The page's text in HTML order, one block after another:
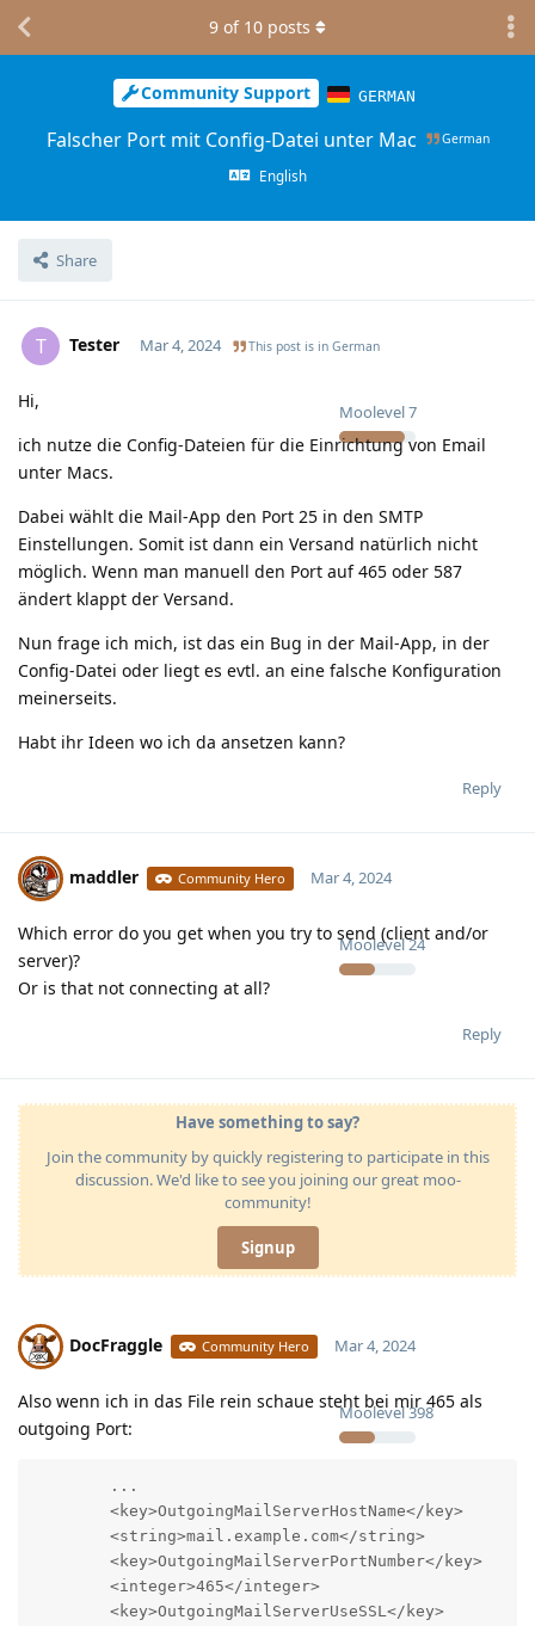
Community Support GERMAN
Falscher Port mit Config-Datei unter Mac German
English
Share
9 of 10 posts
T Tester
Moolevel7
Mar 4, 2024 This post is in German
Hi,
ich nutze die Config-Dateien für die Einrichtung von Email
unter Macs.
Dabei wählt die Mail-App den Port 25 in den SMTP
Einstellungen. Somit ist dann ein Versand natürlich nicht
möglich. Wenn man manuell den Port auf 465 oder 587
ändert klappt der Versand.
Nun frage ich mich, ist das ein Bug in der Mail-App, in der
Config-Datei oder liegt es evtl. an eine falsche Konfiguration
meinerseits.
Habt ihr Ideen wo ich da ansetzen kann?
Reply
maddler Community Hero
Moolevel24
Mar 4, 2024
Which error do you get when you try to send (client and/or
server)?
Or is that not connecting at all?
Reply
Have something to say?
Join the community by quickly registering to participate in this
discussion. We'd like to see you joining our great moo-
community!
Signup
DocFraggle Community Hero
Moolevel398
Mar 4, 2024
Also wenn ich in das File rein schaue steht bei mir 465 als
outgoing Port:
        ...
        <key>OutgoingMailServerHostName</key>
        <string>mail.example.com</string>
        <key>OutgoingMailServerPortNumber</key>
        <integer>465</integer>
        <key>OutgoingMailServerUseSSL</key>